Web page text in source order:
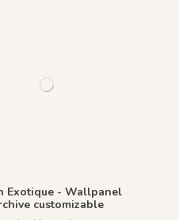
Exotique - Wallpanel
customizable